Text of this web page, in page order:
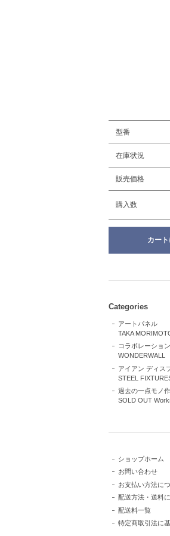
型番
在庫状況
販売価格
購入数
Categories
アートパネル
TAKA
コラボレーショ
WONDERWALL
アイアン ディス
STEEL
過去の一点モノ
SOLD OUT
ショップホーム
お問い合わせ
お支払い方法に
配送方法・送料
配送料一覧
特定商取引法に